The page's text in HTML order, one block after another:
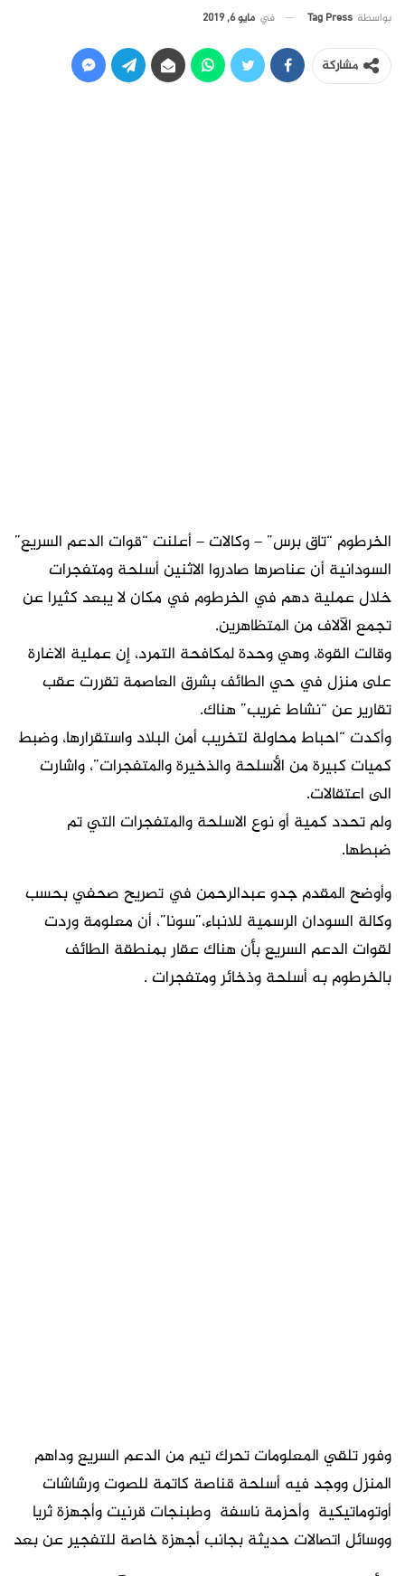
بواسطة Tag Press في مايو 6, 2019
مشاركة
الخرطوم “تاق برس” – وكالات – أعلنت “قوات الدعم السريع”
السودانية أن عناصرها صادروا الاثنين أسلحة ومتفجرات
خلال عملية دهم في الخرطوم في مكان لا يبعد كثيرا عن
تجمع الآلاف من المتظاهرين.
وقالت القوة، وهي وحدة لمكافحة التمرد، إن عملية الاغارة
على منزل في حي الطائف بشرق العاصمة تقررت عقب
تقارير عن “نشاط غريب” هناك.
وأكدت “احباط محاولة لتخريب أمن البلاد واستقرارها، وضبط
كميات كبيرة من الأسلحة والذخيرة والمتفجرات”، واشارت
الى اعتقالات.
ولم تحدد كمية أو نوع الاسلحة والمتفجرات التي تم
ضبطها.
وأوضح المقدم جدو عبدالرحمن في تصريح صحفي بحسب
وكالة السودان الرسمية للانباء،”سونا”، أن معلومة وردت
لقوات الدعم السريع بأن هناك عقار بمنطقة الطائف
بالخرطوم به أسلحة وذخائر ومتفجرات .
وفور تلقي المعلومات تحرك تيم من الدعم السريع وداهم
المنزل ووجد فيه أسلحة قناصة كاتمة للصوت ورشاشات
أوتوماتيكية وأحزمة ناسفة وطبنجات قرنيت وأجهزة ثريا
ووسائل اتصالات حديثة بجانب أجهزة خاصة للتفجير عن بعد